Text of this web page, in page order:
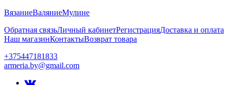
ВязаниеВаляниеМулине
Обратная связьЛичный кабинетРегистрацияДоставка и оплата
Наш магазинКонтактыВозврат товара
+375447181833
armeria.by@gmail.com